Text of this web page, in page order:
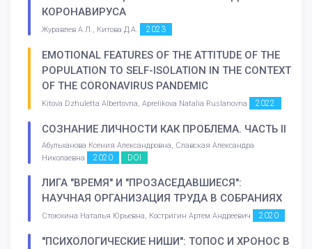
КОРОНАВИРУСА
Журавлев А.Л., Китова Д.А. 2023
EMOTIONAL FEATURES OF THE ATTITUDE OF THE
POPULATION TO SELF-ISOLATION IN THE CONTEXT
OF THE CORONAVIRUS PANDEMIC
Kitova Dzhuletta Albertovna, Aprelikova Natalia Ruslanovna 2022
СОЗНАНИЕ ЛИЧНОСТИ КАК ПРОБЛЕМА. ЧАСТЬ II
Абульханова Ксения Александровна, Славская Александра
Николаевна
2020 DOI
ЛИГА "ВРЕМЯ" И "ПРОЗАСЕДАВШИЕСЯ":
НАУЧНАЯ ОРГАНИЗАЦИЯ ТРУДА В СОБРАНИЯХ
Стоюхина Наталья Юрьевна, Костригин Артем Андреевич 2020
"ПСИХОЛОГИЧЕСКИЕ НИШИ": ТОПОС И ХРОНОС В